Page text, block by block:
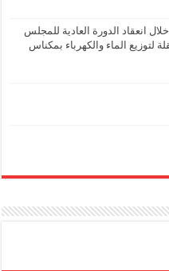
انعقاد الدورة العادية للمجلس
لتوزيع الماء والكهرباء بمكناس